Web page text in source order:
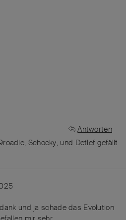
Antworten
, Schocky, und Detlef gefällt
und ja schade das Evolution